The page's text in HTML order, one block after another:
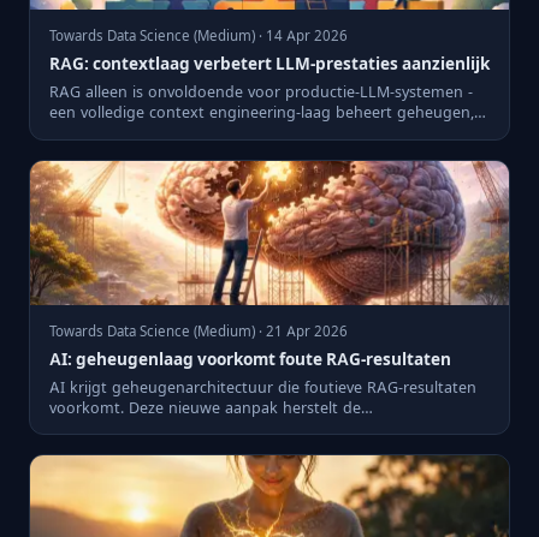
Towards Data Science (Medium) · 14 Apr 2026
RAG: contextlaag verbetert LLM-prestaties aanzienlijk
RAG alleen is onvoldoende voor productie-LLM-systemen -
een volledige context engineering-laag beheert geheugen,
Towards Data Science (Medium) · 21 Apr 2026
AI: geheugenlaag voorkomt foute RAG-resultaten
AI krijgt geheugenarchitectuur die foutieve RAG-resultaten
voorkomt. Deze nieuwe aanpak herstelt de